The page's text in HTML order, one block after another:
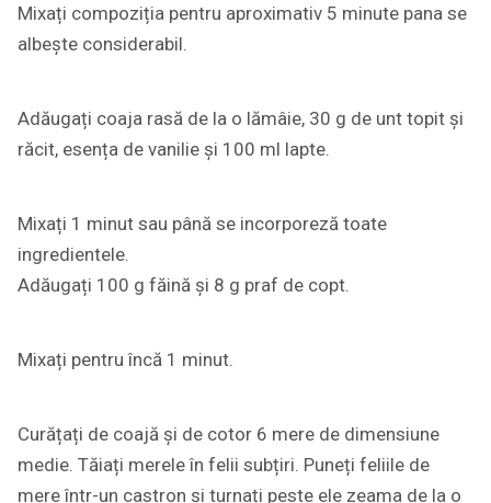
Mixați compoziția pentru aproximativ 5 minute pana se
albește considerabil.
Adăugați coaja rasă de la o lămâie, 30 g de unt topit și
răcit, esența de vanilie și 100 ml lapte.
Mixați 1 minut sau până se incorporeză toate
ingredientele.
Adăugați 100 g făină și 8 g praf de copt.
Mixați pentru încă 1 minut.
Curățați de coajă și de cotor 6 mere de dimensiune
medie. Tăiați merele în felii subțiri. Puneți feliile de
mere într-un castron și turnați peste ele zeama de la o